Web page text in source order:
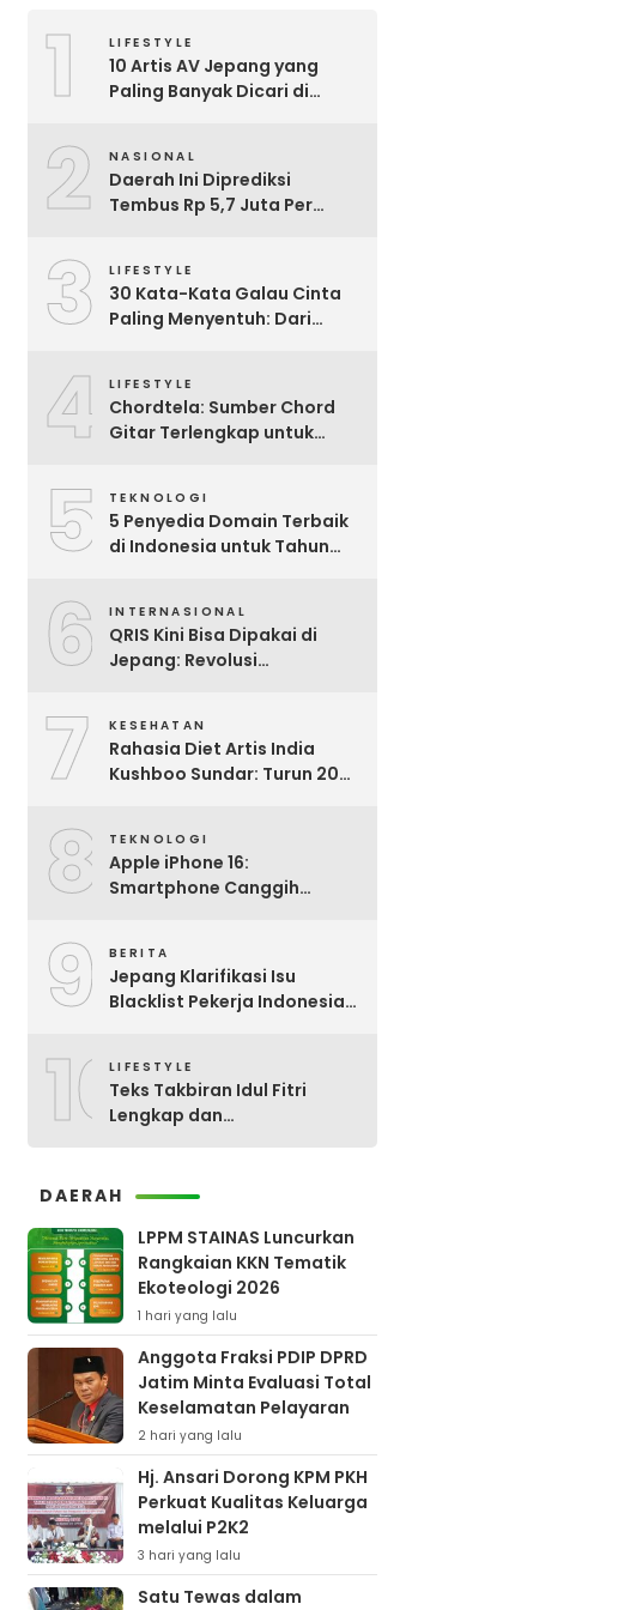
1 LIFESTYLE
10 Artis AV Jepang yang
Paling Banyak Dicari di
2 NASIONAL
Daerah Ini Diprediksi
Tembus Rp 5,7 Juta Per
Upah Minimum 2026
3 LIFESTYLE
30 Kata-Kata Galau Cinta
Paling Menyentuh: Dari
4 LIFESTYLE
Chordtela: Sumber Chord
Gitar Terlengkap untuk
5 TEKNOLOGI
5 Penyedia Domain Terbaik
di Indonesia untuk Tahun
6 INTERNASIONAL
QRIS Kini Bisa Dipakai di
Jepang: Revolusi
7 KESEHATAN
Rahasia Diet Artis India
Kushboo Sundar: Turun 20
8 TEKNOLOGI
Apple iPhone 16:
Smartphone Canggih
9 BERITA
Jepang Klarifikasi Isu
Blacklist Pekerja Indonesia,
10LIFESTYLE
Teks Takbiran Idul Fitri
Lengkap dan
DAERAH
LPPM STAINAS Luncurkan
Rangkaian KKN Tematik
Ekoteologi 2026
1 hari yang lalu
Anggota Fraksi PDIP DPRD
Jatim Minta Evaluasi Total
Keselamatan Pelayaran
2 hari yang lalu
Hj. Ansari Dorong KPM PKH
Perkuat Kualitas Keluarga
melalui P2K2
3 hari yang lalu
Satu Tewas dalam